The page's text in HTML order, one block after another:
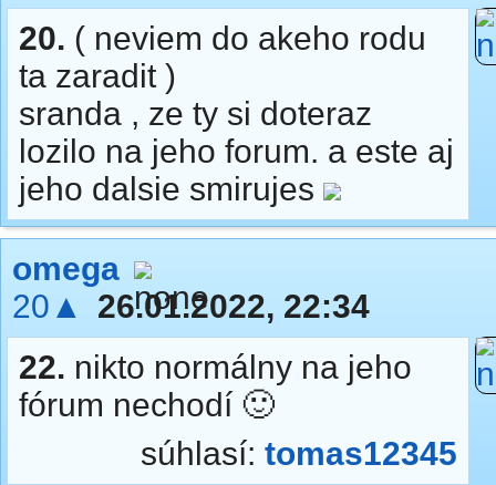
20. ( neviem do akeho rodu
ta zaradit )
sranda , ze ty si doteraz
lozilo na jeho forum. a este aj
jeho dalsie smirujes
omega
20▲
26.01.2022, 22:34
22. nikto normálny na jeho
fórum nechodí 🙂
súhlasí: tomas12345